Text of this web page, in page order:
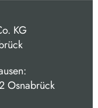
KG
Osnabrück